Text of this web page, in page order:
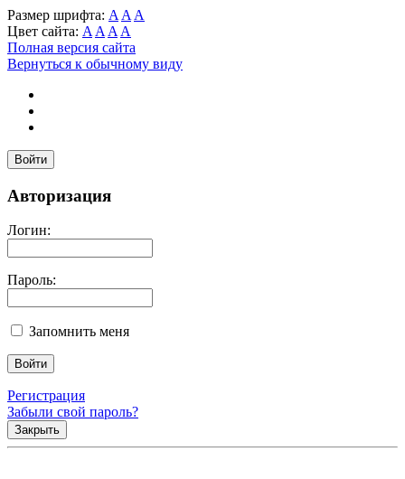
Размер шрифта: A A A
Цвет сайта: A A A A
Полная версия сайта
Вернуться к обычному виду
Войти
Авторизация
Логин:
Пароль:
Запомнить меня
Регистрация
Забыли свой пароль?
Закрыть